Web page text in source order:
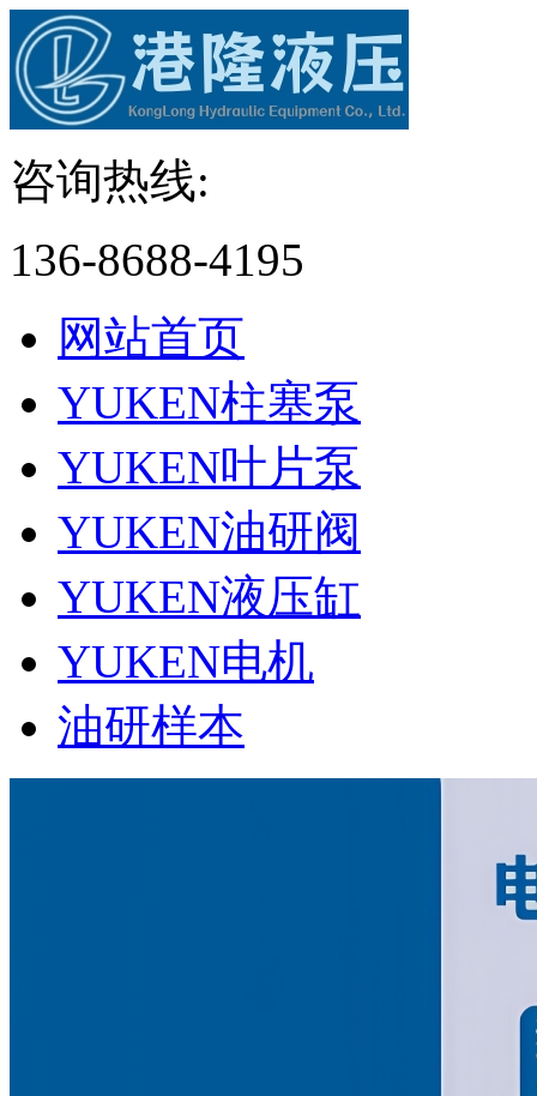
咨询热线:
136-8688-4195
网站首页
YUKEN柱塞泵
YUKEN叶片泵
YUKEN油研阀
YUKEN液压缸
YUKEN电机
油研样本